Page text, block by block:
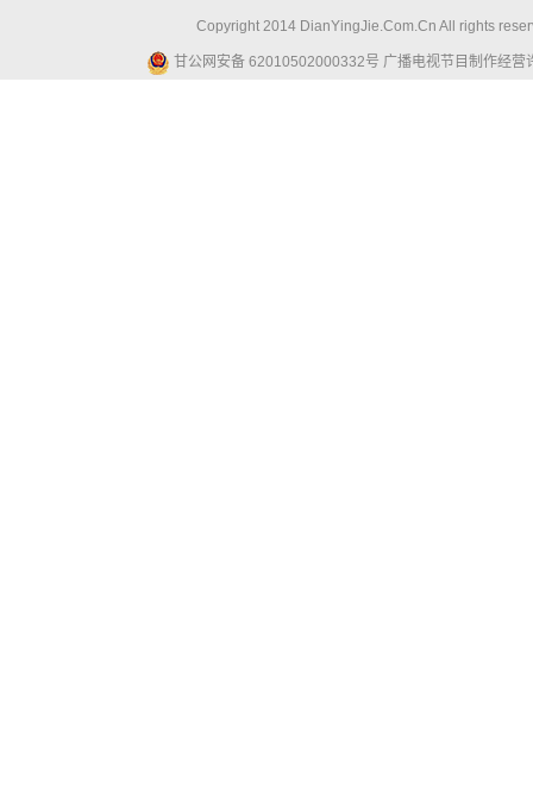
Copyright 2014 DianYingJie.Com.Cn All rights
甘公网安备 62010502000332号 广播电视节目制作经